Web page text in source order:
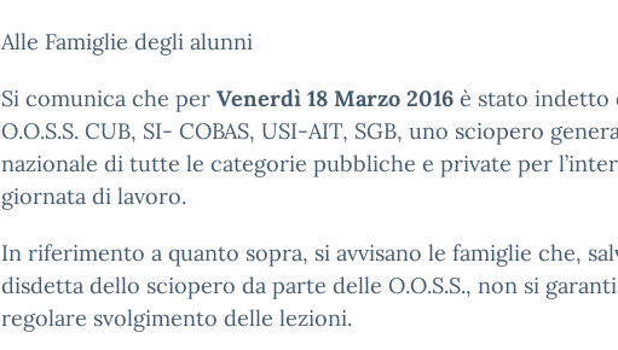
Alle Famiglie degli alunni
Si comunica che per Venerdì 18 Marzo 2016 è stato indetto
O.O.S.S. CUB, SI- COBAS, USI-AIT, SGB, uno sciopero
nazionale di tutte le categorie pubbliche e private per
giornata di lavoro.
In riferimento a quanto sopra, si avvisano le famiglie che,
disdetta dello sciopero da parte delle O.O.S.S., non si
regolare svolgimento delle lezioni.